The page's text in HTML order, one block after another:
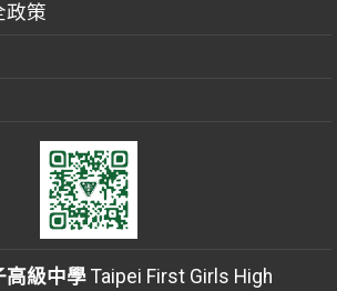
政策
高級中學Taipei First Girls High